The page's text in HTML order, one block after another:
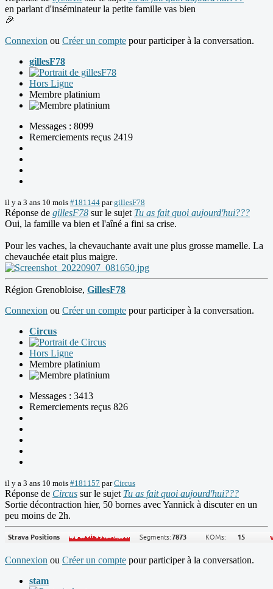
en parlant d'inséminateur la petite famille vas bien
🎉
Connexion ou Créer un compte pour participer à la conversation.
gillesF78
Hors Ligne
Membre platinium
Messages : 8099
Remerciements reçus 2419
il y a 3 ans 10 mois #181144 pargillesF78
Réponse de gillesF78 sur le sujet Tu as fait quoi aujourd'hui???
Oui, la famille va bien et l'aîné a fini sa crise.
Pour les vaches, la chevauchante avait une plus grosse mamelle. La
chevauchée etait plus maigre.
Région Grenobloise, GillesF78
Connexion ou Créer un compte pour participer à la conversation.
Circus
Hors Ligne
Membre platinium
Messages : 3413
Remerciements reçus 826
il y a 3 ans 10 mois #181157 parCircus
Réponse de Circus sur le sujet Tu as fait quoi aujourd'hui???
Sortie décontraction hier, 50 bornes avec Yannick à discuter en un
peu moins de 2h.
Connexion ou Créer un compte pour participer à la conversation.
stam